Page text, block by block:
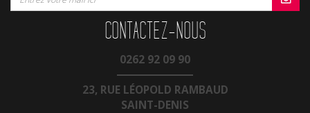
CONTACTEZ-NOUS
0262 92 09 90
23, RUE LÉOPOLD RAMBAUD
SAINT-DENIS